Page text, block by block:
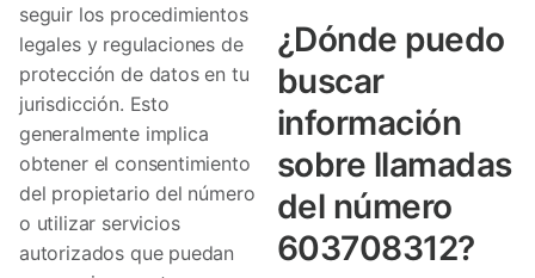
seguir los procedimientos
legales y regulaciones de
protección de datos en tu
jurisdicción. Esto
generalmente implica
obtener el consentimiento
del propietario del número
o utilizar servicios
autorizados que puedan
¿Dónde puedo
buscar
información
sobre llamadas
del número
603708312?